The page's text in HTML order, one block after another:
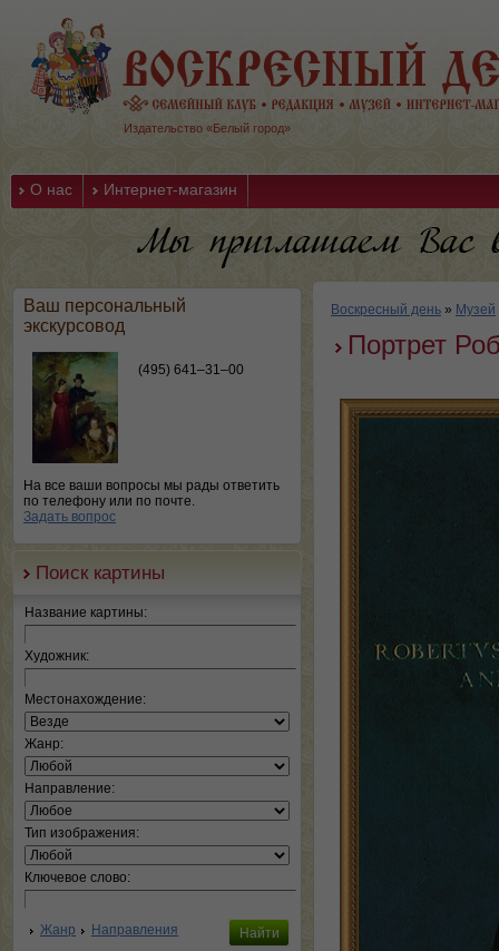
Издательство «Белый город»
О нас Интернет-магазин
Ваш персональный
экскурсовод
(495) 641–31–00
На все ваши вопросы мы рады ответить
по телефону или по почте.
Задать вопрос
Поиск картины
Название картины:
Художник:
Местонахождение:
Жанр:
Направление:
Тип изображения:
Ключевое слово:
Жанр Направления
Воскресный день » Музей
Портрет